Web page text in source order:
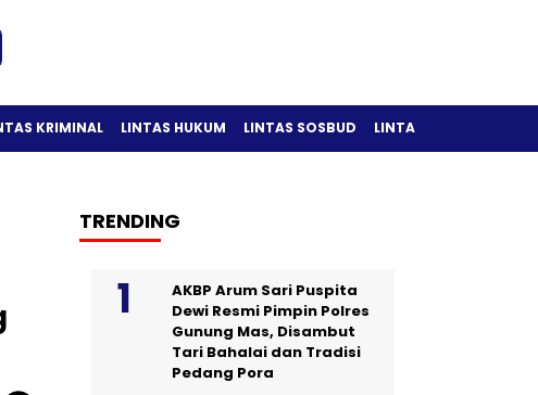
KRIMINAL LINTAS HUKUM LINTAS SOSBUD LINTAS OLAH RAGA
TRENDING
AKBP Arum Sari Puspita
Dewi Resmi Pimpin Polres
Gunung Mas, Disambut
Tari Bahalai dan Tradisi
Pedang Pora